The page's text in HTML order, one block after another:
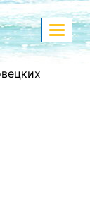
меню